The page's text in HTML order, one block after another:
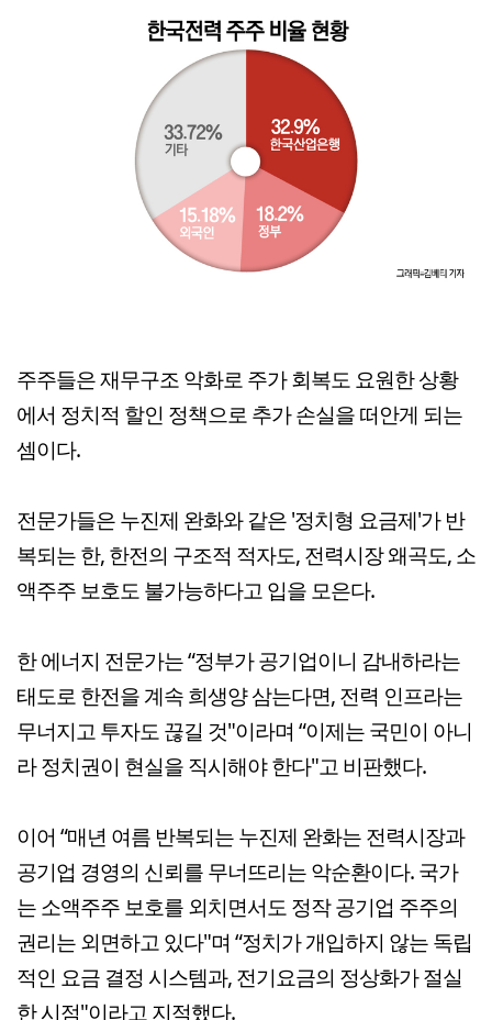
주주들은 재무구조 악화로 주가 회복도 요원한 상황
에서 정치적 할인 정책으로 추가 손실을 떠안게 되는
셈이다.
전문가들은 누진제 완화와 같은 '정치형 요금제'가 반
복되는 한, 한전의 구조적 적자도, 전력시장 왜곡도, 소
액주주 보호도 불가능하다고 입을 모은다.
한 에너지 전문가는 “정부가 공기업이니 감내하라는
태도로 한전을 계속 희생양 삼는다면, 전력 인프라는
무너지고 투자도 끊길 것"이라며 “이제는 국민이 아니
라 정치권이 현실을 직시해야 한다"고 비판했다.
이어 “매년 여름 반복되는 누진제 완화는 전력시장과
공기업 경영의 신뢰를 무너뜨리는 악순환이다. 국가
는 소액주주 보호를 외치면서도 정작 공기업 주주의
권리는 외면하고 있다"며 “정치가 개입하지 않는 독립
적인 요금 결정 시스템과, 전기요금의 정상화가 절실
한 시점"이라고 지적했다.